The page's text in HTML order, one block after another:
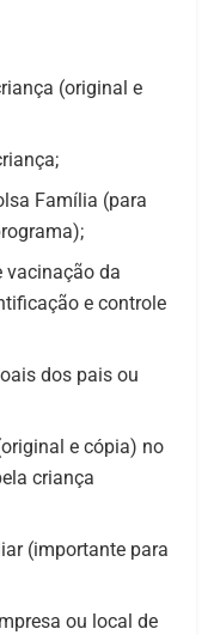
(original e
Família (para
vacinação da
e controle
dos pais ou
e cópia) no
criança
(importante para
ou local de